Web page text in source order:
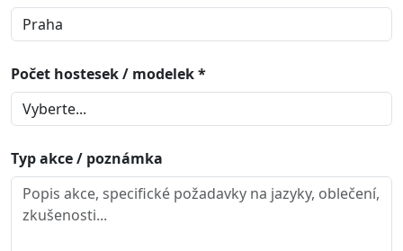
Počet hostesek / modelek *
Typ akce / poznámka